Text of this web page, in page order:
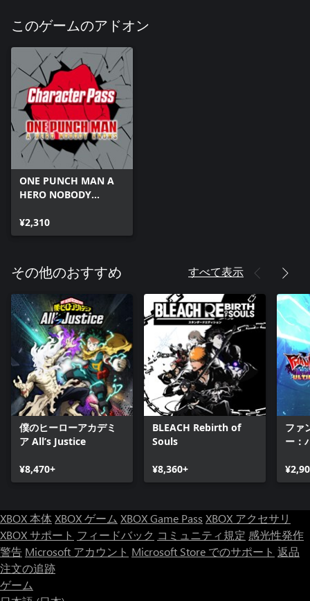
このゲームのアドオン
ONE PUNCH MAN A
HERO NOBODY
パス
¥2,310
その他のおすすめ すべて表示
僕のヒーローアカデミ
ア All’s Justice
¥8,470+
BLEACH Rebirth of
Souls
¥8,360+
ファ
ー：
XBOX 本体XBOX ゲーム XBOX Game Pass XBOX アクセサリ
XBOX サポート フィードバック コミュニティ規定 感光性発作
警告 Microsoft アカウント Microsoft Store でのサポート 返品
注文の追跡
ゲーム